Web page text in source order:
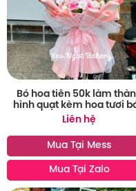
Bó hoa tiền 50k làm
hình quạt kèm hoa tươi
chạy
Liên hệ
Mua Tại Mess
Mua Tại Zalo